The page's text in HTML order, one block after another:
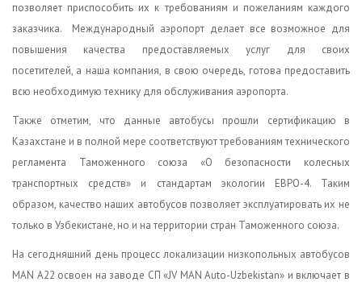
позволяет приспособить их к требованиям и пожеланиям каждого
заказчика. Международный аэропорт делает все возможное для
повышения качества предоставляемых услуг для своих
посетителей, а наша компания, в свою очередь, готова предоставить
всю необходимую технику для обслуживания аэропорта.
Также отметим, что данные автобусы прошли сертификацию в
Казахстане и в полной мере соответствуют требованиям технического
регламента Таможенного союза «О безопасности колесных
транспортных средств» и стандартам экологии ЕВРО-4. Таким
образом, качество наших автобусов позволяет эксплуатировать их не
только в Узбекистане, но и на территории стран Таможенного союза.
На сегодняшний день процесс локализации низкопольных автобусов
MAN A22 освоен на заводе СП «JV MAN Auto-Uzbekistan» и включает в